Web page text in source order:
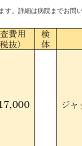
す。詳細は病院までお問